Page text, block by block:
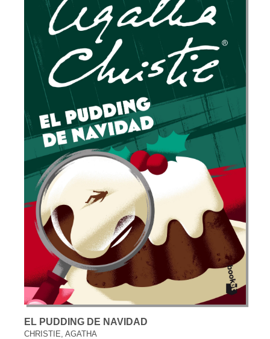
EL PUDDING DE NAVIDAD
CHRISTIE, AGATHA